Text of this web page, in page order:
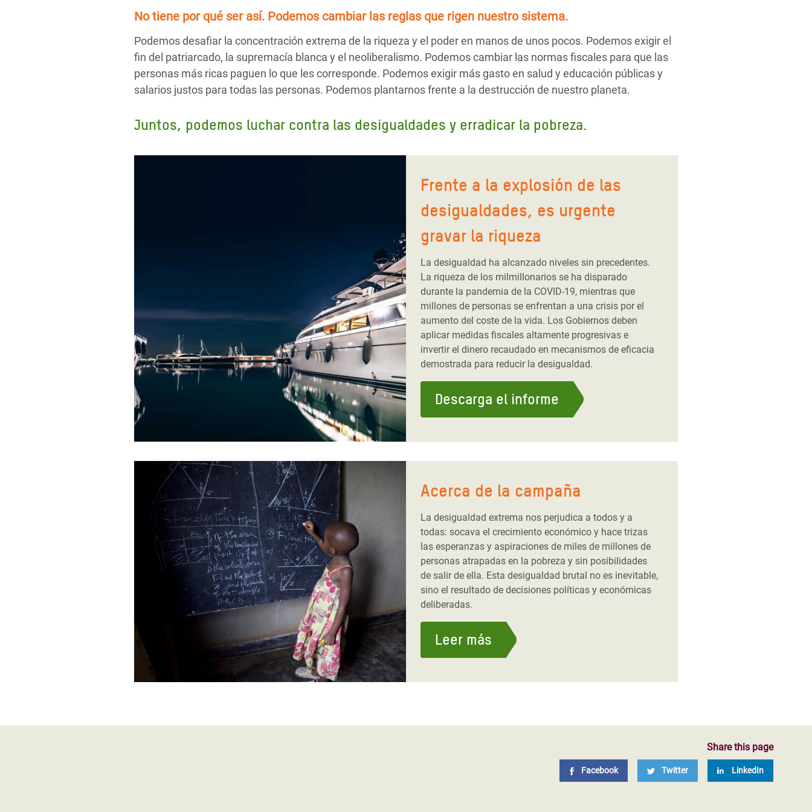
No tiene por qué ser así. Podemos cambiar las reglasque rigen nuestro sistema.
Podemos desafiar la concentración extrema de la riqueza y el poder en manos de unos pocos. Podemos exigir el
fin del patriarcado, la supremacía blanca y el neoliberalismo. Podemos cambiar las normas fiscales para que las
personas más ricas paguen lo que les corresponde. Podemos exigir más gasto en salud y educación públicas y
salarios justos para todas las personas. Podemos plantarnos frente a la destrucción de nuestro planeta.
Juntos, podemos luchar contra las desigualdades y erradicar la pobreza.
Frente a la explosión de las
desigualdades, es urgente
gravar la riqueza
La desigualdad ha alcanzado niveles sin precedentes.
La riqueza de los milmillonarios se ha disparado
durante la pandemia de la COVID-19, mientras que
millones de personas se enfrentan a una crisis por el
aumento del coste de la vida. Los Gobiernos deben
aplicar medidas fiscales altamente progresivas e
invertir el dinero recaudado en mecanismos de eficacia
demostrada para reducir la desigualdad.
Descarga el informe
Acerca de la campaña
La desigualdad extrema nos perjudica a todos y a
todas: socava el crecimiento económico y hace trizas
las esperanzas y aspiraciones de miles de millones de
personas atrapadas en la pobreza y sin posibilidades
de salir de ella. Esta desigualdad brutal no es inevitable,
sino el resultado de decisiones políticas y económicas
deliberadas.
Leer más
Share this page
Facebook Twitter LinkedIn